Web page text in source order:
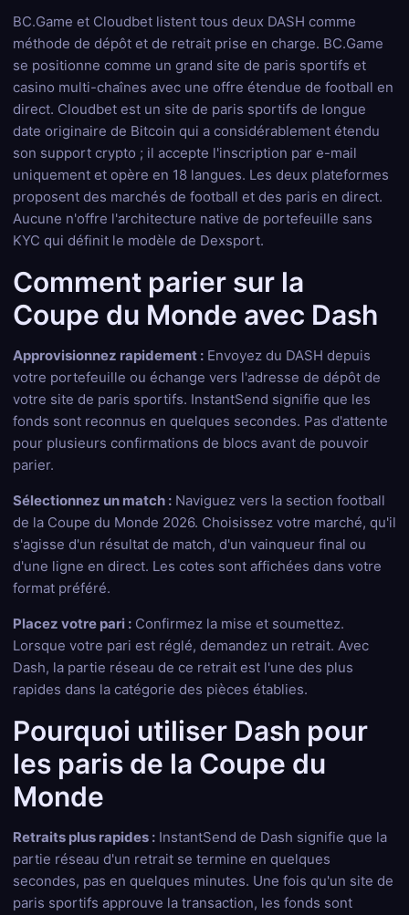
BC.Game et Cloudbet listent tous deux DASH comme
méthode de dépôt et de retrait prise en charge. BC.Game
se positionne comme un grand site de paris sportifs et
casino multi-chaînes avec une offre étendue de football en
direct. Cloudbet est un site de paris sportifs de longue
date originaire de Bitcoin qui a considérablement étendu
son support crypto ; il accepte l'inscription par e-mail
uniquement et opère en 18 langues. Les deux plateformes
proposent des marchés de football et des paris en direct.
Aucune n'offre l'architecture native de portefeuille sans
KYC qui définit le modèle de Dexsport.
Comment parier sur la
Coupe du Monde avec Dash
Approvisionnez rapidement : Envoyez du DASH depuis
votre portefeuille ou échange vers l'adresse de dépôt de
votre site de paris sportifs. InstantSend signifie que les
fonds sont reconnus en quelques secondes. Pas d'attente
pour plusieurs confirmations de blocs avant de pouvoir
parier.
Sélectionnez un match : Naviguez vers la section football
de la Coupe du Monde 2026. Choisissez votre marché, qu'il
s'agisse d'un résultat de match, d'un vainqueur final ou
d'une ligne en direct. Les cotes sont affichées dans votre
format préféré.
Placez votre pari : Confirmez la mise et soumettez.
Lorsque votre pari est réglé, demandez un retrait. Avec
Dash, la partie réseau de ce retrait est l'une des plus
rapides dans la catégorie des pièces établies.
Pourquoi utiliser Dash pour
les paris de la Coupe du
Monde
Retraits plus rapides : InstantSend de Dash signifie que la
partie réseau d'un retrait se termine en quelques
secondes, pas en quelques minutes. Une fois qu'un site de
paris sportifs approuve la transaction, les fonds sont